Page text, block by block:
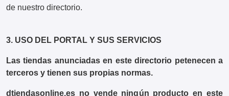
de nuestro directorio.
3. USO DEL PORTAL Y SUS SERVICIOS
Las tiendas anunciadas en este directorio petenecen a
terceros y tienen sus propias normas.
dtiendasonline.es no vende ningún producto en este